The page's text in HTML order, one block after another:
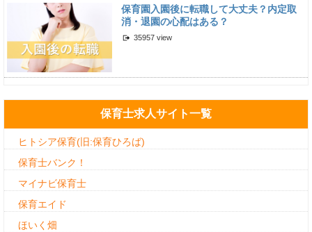
保育園入園後に転職して大丈夫？内定取
消・退園の心配はある？
35957 view
保育士求人サイト一覧
ヒトシア保育(旧:保育ひろば)
保育士バンク！
マイナビ保育士
保育エイド
ほいく畑